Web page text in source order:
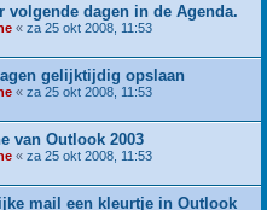
volgende dagen in de Agenda.
« za 25 okt 2008, 11:53
gelijktijdig opslaan
« za 25 okt 2008, 11:53
van Outlook 2003
« za 25 okt 2008, 11:53
mail een kleurtje in Outlook